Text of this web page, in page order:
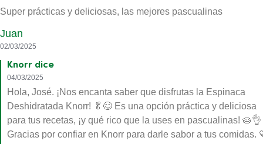
Super prácticas y deliciosas, las mejores pascualinas
Juan
02/03/2025
Knorr dice
04/03/2025
Hola, José. ¡Nos encanta saber que disfrutas la Espinaca
Deshidratada Knorr! 🥬😋 Es una opción práctica y deliciosa
para tus recetas, ¡y qué rico que la uses en pascualinas! 🥧👌
Gracias por confiar en Knorr para darle sabor a tus comidas.